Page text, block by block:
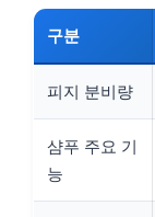
구분
피지 분비량
샴푸 주요 기
능